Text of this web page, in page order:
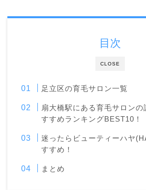
CLOSE
目次
足立区の育毛サロン一覧
扇大橋駅にある育毛サロンの
すすめランキングBEST10！
迷ったらビューティーハヤ
すすめ！
まとめ